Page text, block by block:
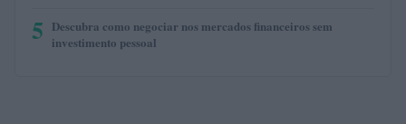
5 Descubra como negociar nos mercados financeiros sem
investimento pessoal